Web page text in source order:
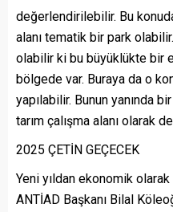
değerlendirilebilir. Bu
alanı tematik bir park
olabilir ki bu büyüklükte bir
bölgede var. Buraya da o
yapılabilir. Bunun yanında
tarım çalışma alanı olarak
2025 ÇETİN GEÇECEK
Yeni yıldan ekonomik
ANTİAD Başkanı Bilal